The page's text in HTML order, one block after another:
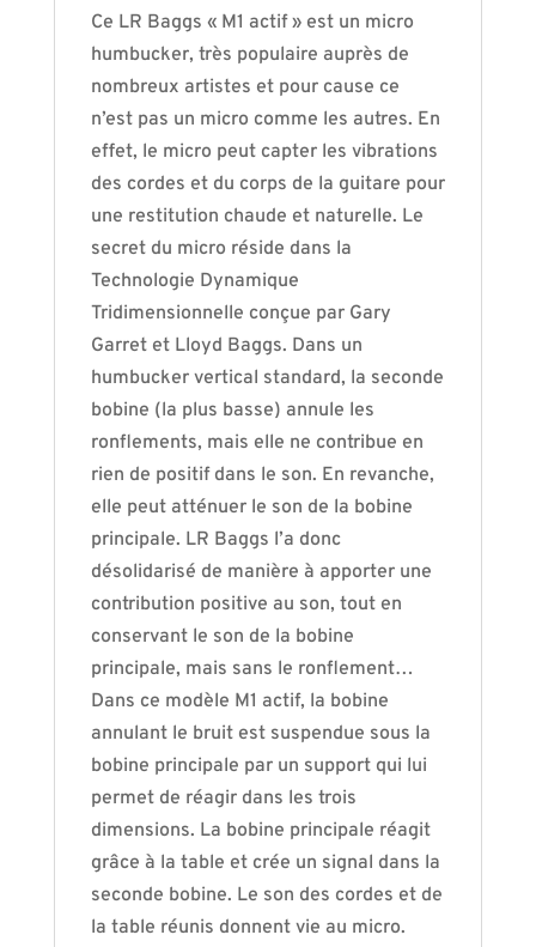
Ce LR Baggs « M1 actif » est un micro
humbucker, très populaire auprès de
nombreux artistes et pour cause ce
n’est pas un micro comme les autres. En
effet, le micro peut capter les vibrations
des cordes et du corps de la guitare pour
une restitution chaude et naturelle. Le
secret du micro réside dans la
Technologie Dynamique
Tridimensionnelle conçue par Gary
Garret et Lloyd Baggs. Dans un
humbucker vertical standard, la seconde
bobine (la plus basse) annule les
ronflements, mais elle ne contribue en
rien de positif dans le son. En revanche,
elle peut atténuer le son de la bobine
principale. LR Baggs l’a donc
désolidarisé de manière à apporter une
contribution positive au son, tout en
conservant le son de la bobine
principale, mais sans le ronflement…
Dans ce modèle M1 actif, la bobine
annulant le bruit est suspendue sous la
bobine principale par un support qui lui
permet de réagir dans les trois
dimensions. La bobine principale réagit
grâce à la table et crée un signal dans la
seconde bobine. Le son des cordes et de
la table réunis donnent vie au micro.